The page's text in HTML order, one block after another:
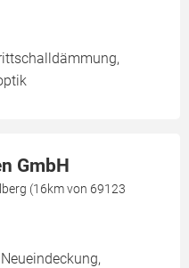
GmbH
(16km von 69123